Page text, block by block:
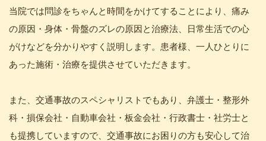
当院では問診をちゃんと時間をかけてすることにより、痛み
の原因・身体・骨盤のズレの原因と治療法、日常生活での心
がけなどを分かりやすく説明します。患者様、一人ひとりに
あった施術・治療を提供させていただきます。
また、交通事故のスペシャリストでもあり、弁護士・整形外
科・損保会社・自動車会社・板金会社・行政書士・社労士と
も提携していますので、交通事故にお困りの方も安心して治